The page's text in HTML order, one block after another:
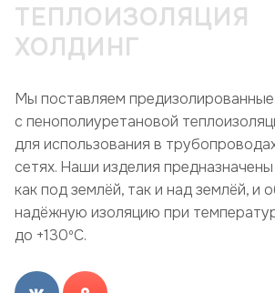
ТЕПЛОИЗОЛЯЦИЯ
ХОЛДИНГ
Мы поставляем
с пенополиуретановой
для использования в
сетях. Наши изделия
как под землёй, так и над землёй, и
надёжную изоляцию при
до +130ºC.